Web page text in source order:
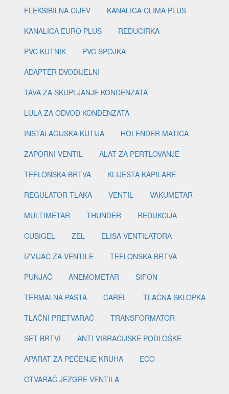
FLEKSIBILNA CIJEV
KANALICA CLIMA PLUS
KANALICA EURO PLUS
REDUCIRKA
PVC KUTNIK
PVC SPOJKA
ADAPTER DVODIJELNI
TAVA ZA SKUPLJANJE KONDENZATA
LULA ZA ODVOD KONDENZATA
INSTALACIJSKA KUTIJA
HOLENDER MATICA
ZAPORNI VENTIL
ALAT ZA PERTLOVANJE
TEFLONSKA BRTVA
KLIJEŠTA KAPILARE
REGULATOR TLAKA
VENTIL
VAKUMETAR
MULTIMETAR
THUNDER
REDUKCIJA
CUBIGEL
ZEL
ELISA VENTILATORA
IZVIJAČ ZA VENTILE
TEFLONSKA BRTVA
PUNJAČ
ANEMOMETAR
SIFON
TERMALNA PASTA
CAREL
TLAČNA SKLOPKA
TLAČNI PRETVARAČ
TRANSFORMATOR
SET BRTVI
ANTI VIBRACIJSKE PODLOŠKE
APARAT ZA PEČENJE KRUHA
ECO
OTVARAČ JEZGRE VENTILA